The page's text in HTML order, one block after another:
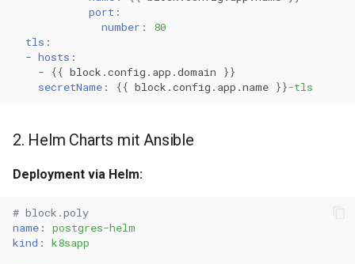
port :
number :
80
tls :
- hosts :
-
{{ block.config.app.domain
}}
secretName : {{ block.config.app.name }}-tls
2. Helm Charts mit Ansible
Deployment via Helm:
# block.poly
name :
postgres-helm
kind : k8sapp